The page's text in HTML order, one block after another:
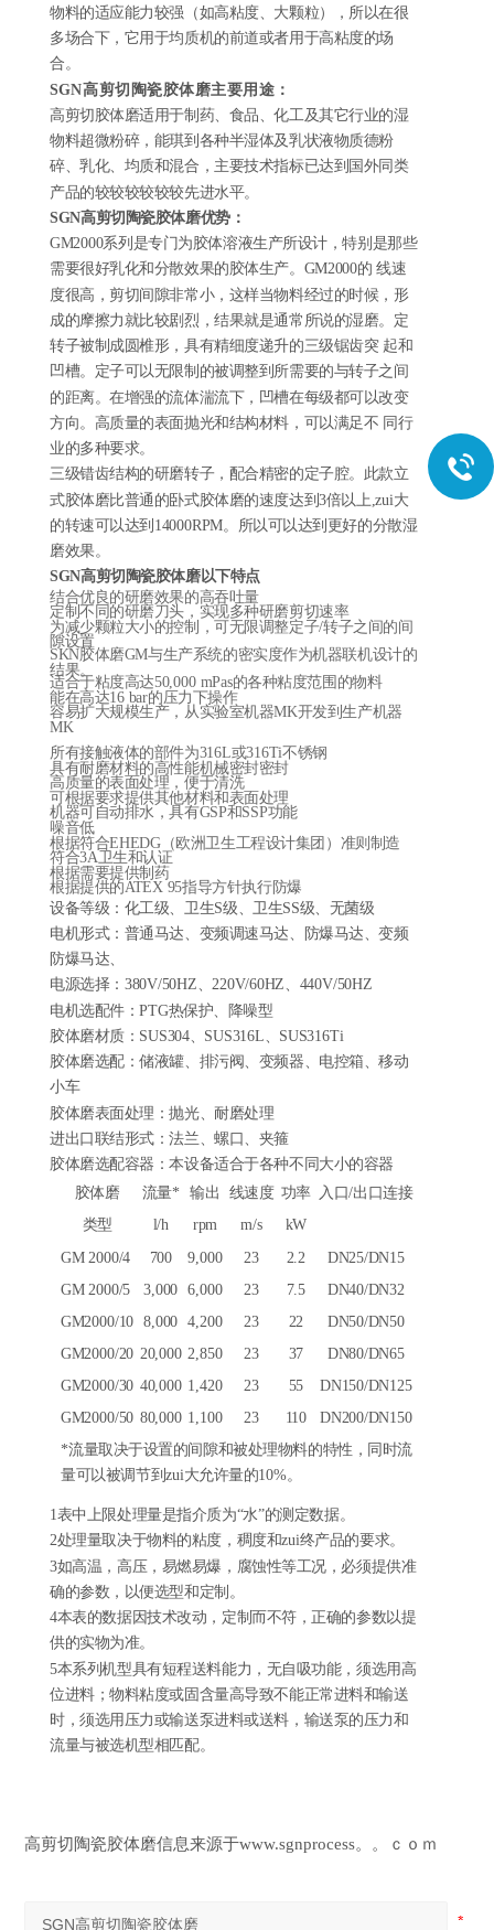
物料的适应能力较强（如高粘度、大颗粒），所以在很
多场合下，它用于均质机的前道或者用于高粘度的场
合。
SGN高剪切 陶瓷胶体磨主要用途：
高剪切胶体磨适用于制药、食品、化工及其它行业的湿
物料超微粉碎，能琪到各种半湿体及乳状液物质德粉
碎、乳化、均质和混合，主要技术指标已达到国外同类
产品的较较较较较较先进水平。
SGN高剪切陶瓷胶体磨优势：
GM2000系列是专门为胶体溶液生产所设计，特别是那些
需要很好乳化和分散效果的胶体生产。GM2000的 线速
度很高，剪切间隙非常小，这样当物料经过的时候，形
成的摩擦力就比较剧烈，结果就是通常所说的湿磨。定
转子被制成圆椎形，具有精细度递升的三级锯齿突 起和
凹槽。定子可以无限制的被调整到所需要的与转子之间
的距离。在增强的流体湍流下，凹槽在每级都可以改变
方向。高质量的表面抛光和结构材料，可以满足不 同行
业的多种要求。
三级错齿结构的研磨转子，配合精密的定子腔。此款立
式胶体磨比普通的卧式胶体磨的速度达到3倍以上,zui大
的转速可以达到14000RPM。所以可以达到更好的分散湿
磨效果。
SGN高剪切陶瓷胶体磨以下特点
结合优良的研磨效果的高吞吐量
定制不同的研磨刀头，实现多种研磨剪切速率
为减少颗粒大小的控制，可无限调整定子/转子之间的间
隙设置
SKN胶体磨GM与生产系统的密实度作为机器联机设计的
结果。
适合于粘度高达50,000 mPas的各种粘度范围的物料
能在高达16 bar的压力下操作
容易扩大规模生产，从实验室机器MK开发到生产机器
MK
所有接触液体的部件为316L或316Ti不锈钢
具有耐磨材料的高性能机械密封密封
高质量的表面处理，便于清洗
可根据要求提供其他材料和表面处理
机器可自动排水，具有GSP和SSP功能
噪音低
根据符合EHEDG（欧洲卫生工程设计集团）准则制造
符合3A卫生和认证
根据需要提供制药
根据提供的ATEX 95指导方针执行防爆
设备等级：化工级、卫生S级、卫生SS级、无菌级
电机形式：普通马达、变频调速马达、防爆马达、变频
防爆马达、
电源选择：380V/50HZ、220V/60HZ、440V/50HZ
电机选配件：PTG热保护、降噪型
胶体磨材质：SUS304、SUS316L、SUS316Ti
胶体磨选配：储液罐、排污阀、变频器、电控箱、移动
小车
胶体磨表面处理：抛光、耐磨处理
进出口联结形式：法兰、螺口、夹箍
胶体磨选配容器：本设备适合于各种不同大小的容器
胶体磨 流量* 输出 线速度 功率 入口/出口连接
类型 l/h rpm m/s kW
GM 2000/4 700 9,000 23 2.2 DN25/DN15
GM 2000/5 3,000 6,000 23 7.5
DN40/DN32
GM2000/10
8,000 4,200 23 22 DN50/DN50
GM2000/20 20,000 2,850 23 37
DN80/DN65
GM2000/30 40,000 1,420 23 55
DN150/DN125
GM2000/50 80,000 1,100 23 110 DN200/DN150
*流量取决于设置的间隙和被处理物料的特性，同时流
量可以被调节到zui大允许量的10%。
1表中上限处理量是指介质为“水”的测定数据。
2处理量取决于物料的粘度，稠度和zui终产品的要求。
3如高温，高压，易燃易爆，腐蚀性等工况，必须提供准
确的参数，以便选型和定制。
4本表的数据因技术改动，定制而不符，正确的参数以提
供的实物为准。
5本系列机型具有短程送料能力，无自吸功能，须选用高
位进料；物料粘度或固含量高导致不能正常进料和输送
时，须选用压力或输送泵进料或送料，输送泵的压力和
流量与被选机型相匹配。
高剪切陶瓷胶体磨信息来源于www.sgnprocess。。ｃｏｍ